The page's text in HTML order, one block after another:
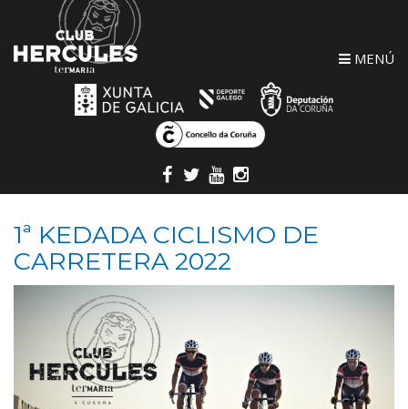
MENÚ
1ª KEDADA CICLISMO DE
CARRETERA 2022